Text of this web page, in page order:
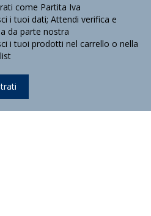
come Partita Iva
i tuoi dati; Attendi verifica e
da parte nostra
i tuoi prodotti nel carrello o nella